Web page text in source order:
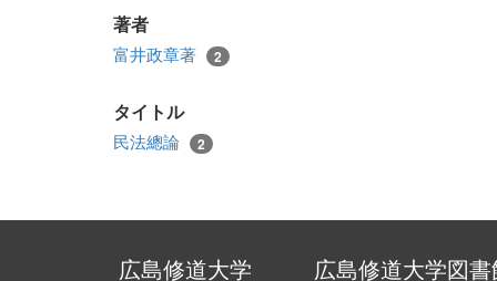
著者
富井政章著 2
タイトル
民法總論 2
広島修道大学 広島修道大学図